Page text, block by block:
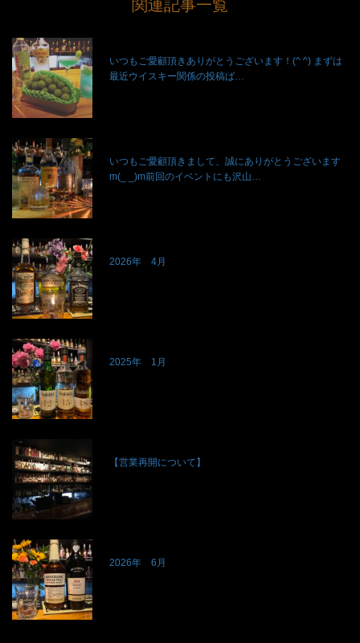
関連記事一覧
いつもご愛顧頂きありがとうございます！(^ ^) まずは
最近ウイスキー関係の投稿ば…
いつもご愛顧頂きまして、誠にありがとうございます
m(_ _)m前回のイベントにも沢山…
2026年 4月
2025年 1月
【営業再開について】
2026年 6月